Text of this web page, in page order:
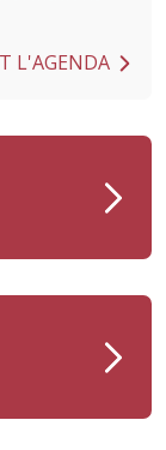
L'AGENDA